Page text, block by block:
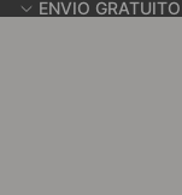
ENVIO